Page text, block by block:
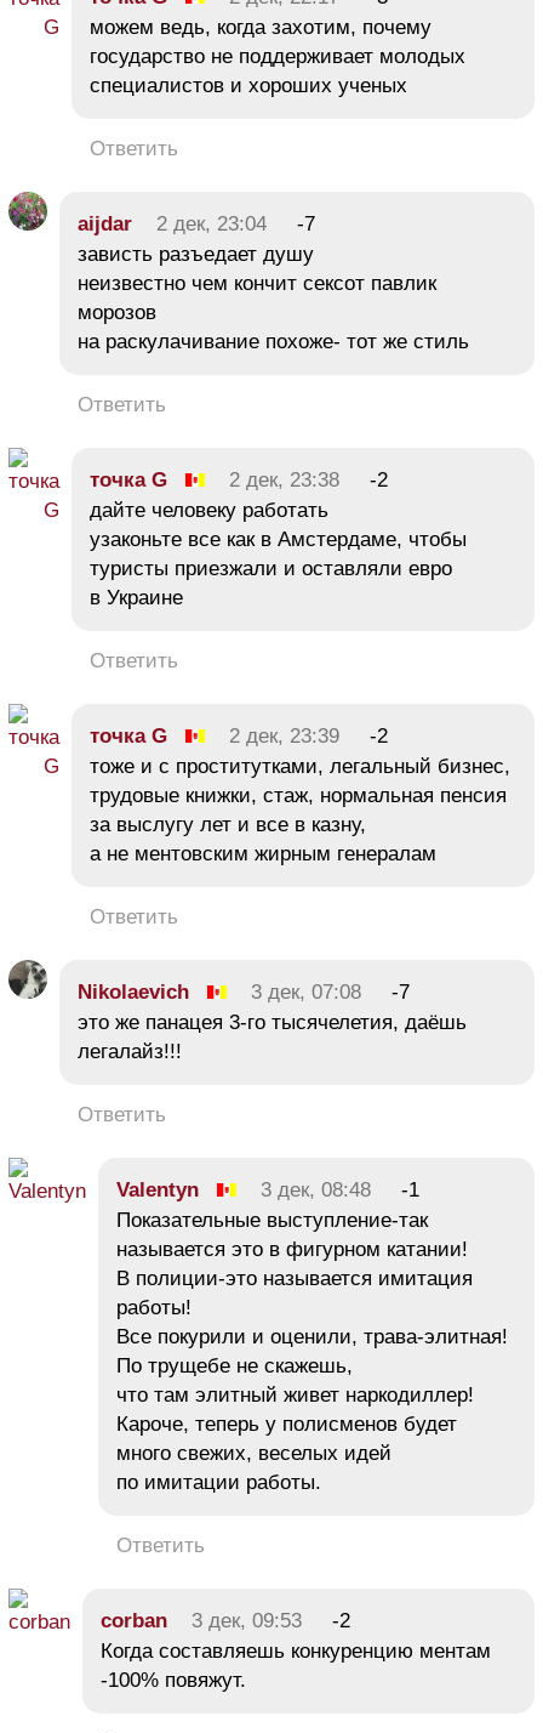
можем ведь, когда захотим, почему
государство не поддерживает молодых
специалистов и хороших ученых
Ответить
aijdar 2 дек, 23:04
-7
зависть разъедает душу
неизвестно чем кончит сексот павлик
морозов
на раскулачивание похоже- тот же стиль
Ответить
точка G 2 дек, 23:38
-2
дайте человеку работать
узаконьте все как в Амстердаме, чтобы
туристы приезжали и оставляли евро
в Украине
Ответить
точка G 2 дек, 23:39
-2
тоже и с проститутками, легальный бизнес,
трудовые книжки, стаж, нормальная пенсия
за выслугу лет и все в казну,
а не ментовским жирным генералам
Ответить
Nikolaevich 3 дек, 07:08
-7
это же панацея 3-го тысячелетия, даёшь
легалайз!!!
Ответить
Valentyn 3 дек, 08:48
-1
Показательные выступление-так
называется это в фигурном катании!
В полиции-это называется имитация
работы!
Все покурили и оценили, трава-элитная!
По трущебе не скажешь,
что там элитный живет наркодиллер!
Кароче, теперь у полисменов будет
много свежих, веселых идей
по имитации работы.
Ответить
corban 3 дек, 09:53
-2
Когда составляешь конкуренцию ментам
-100% повяжут.